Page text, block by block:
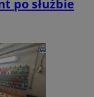
po służbie